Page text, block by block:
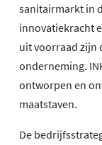
sanitairmarkt in
innovatiekracht
uit voorraad zijn
onderneming.
ontworpen en
maatstaven.
De